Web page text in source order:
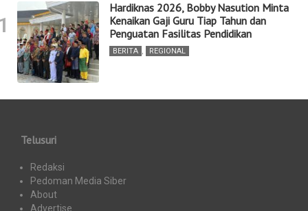
Hardiknas 2026, Bobby Nasution Minta
Kenaikan Gaji Guru Tiap Tahun dan
Penguatan Fasilitas Pendidikan
BERITA , REGIONAL
Telusuri
Redaksi
Pedoman Media Siber
About
Advertise